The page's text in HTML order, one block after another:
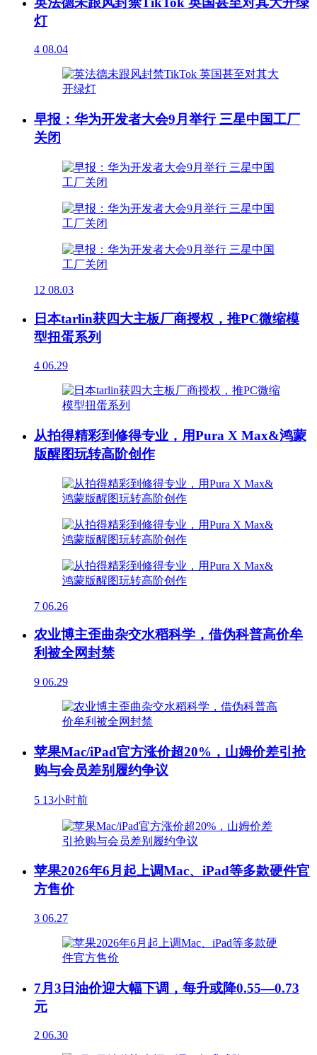
灯
4 08.04
早报：华为开发者大会9月举行 三星中国工厂
关闭
12 08.03
日本tarlin获四大主板厂商授权，推PC微缩模
型扭蛋系列
4 06.29
从拍得精彩到修得专业，用Pura X Max&鸿蒙
版醒图玩转高阶创作
7 06.26
农业博主歪曲杂交水稻科学，借伪科普高价牟
利被全网封禁
9 06.29
苹果Mac/iPad官方涨价超20%，山姆价差引抢
购与会员差别履约争议
5 13小时前
苹果2026年6月起上调Mac、iPad等多款硬件官
方售价
3 06.27
7月3日油价迎大幅下调，每升或降0.55—0.73
元
2 06.30